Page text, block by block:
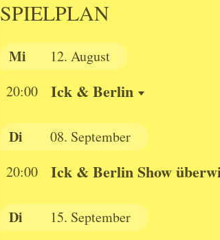
SPIELPLAN
Mi 12. August
20:00
Ick & Berlin
Di 08. September
20:00
Ick & Berlin Show
Di 15. September